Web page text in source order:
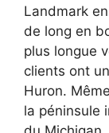
Landmark
de long en
plus longue
clients ont
Huron.
la péninsule